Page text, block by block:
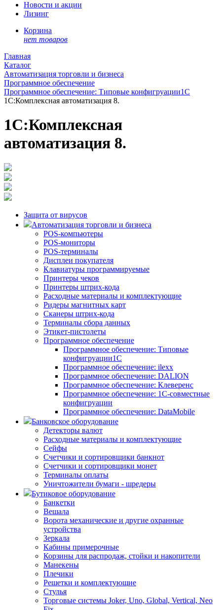
Новости и акции
Лизинг
Корзина
нет товаров
Главная
Каталог
Автоматизация торговли и бизнеса
Программное обеспечение
Программное обеспечение: Типовые конфигруации1С
1С:Комплексная автоматизация 8.
1С:Комплексная
автоматизация 8.
Защита от вирусов
Автоматизация торговли и бизнеса
POS-компьютеры
POS-мониторы
POS-терминалы
Дисплеи покупателя
Клавиатуры программируемые
Принтеры чеков
Принтеры штрих-кода
Расходные материалы и комплектующие
Ридеры магнитных карт
Сканеры штрих-кода
Терминалы сбора данных
Этикет-пистолеты
Программное обеспечение
Программное обеспечение: Типовые
конфигруации1С
Программное обеспечение: ilexx
Программное обеспечение: DALION
Программное обеспечение: Клеверенс
Программное обеспечение: 1С-совместные
конфигруации
Программное обеспечение: DataMobile
Банковское оборудование
Детекторы валют
Расходные материалы и комплектующие
Сейфы
Счетчики и сортировщики банкнот
Счетчики и сортировщики монет
Терминалы оплаты
Уничтожители бумаги - шредеры
Бутиковое оборудование
Банкетки
Вешала
Ворота механические и другие охранные
устройства
Зеркала
Кабины примерочные
Корзины для распродаж, стойки и накопители
Манекены
Плечики
Решетки и комплектующие
Стулья
Торговые системы Joker, Uno, Global, Vertical, Neo